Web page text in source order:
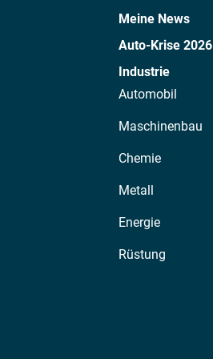
Meine News
Auto-Krise 2026
Industrie
Automobil
Maschinenbau
Chemie
Metall
Energie
Rüstung